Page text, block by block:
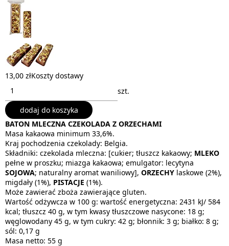
13,00 złKoszty dostawy
szt.
dodaj do koszyka
BATON MLECZNA CZEKOLADA Z ORZECHAMI
Masa kakaowa minimum 33,6%.
Kraj pochodzenia czekolady: Belgia.
Składniki: czekolada mleczna: [cukier; tłuszcz kakaowy; MLEKO
pełne w proszku; miazga kakaowa; emulgator: lecytyna
SOJOWA; naturalny aromat waniliowy], ORZECHY laskowe (2%),
migdały (1%), PISTACJE (1%).
Może zawierać zboża zawierające gluten.
Wartość odżywcza w 100 g: wartość energetyczna: 2431 kJ/ 584
kcal; tłuszcz 40 g, w tym kwasy tłuszczowe nasycone: 18 g;
węglowodany 45 g, w tym cukry: 42 g; błonnik: 3 g; białko: 8 g;
sól: 0,17 g
Masa netto: 55 g